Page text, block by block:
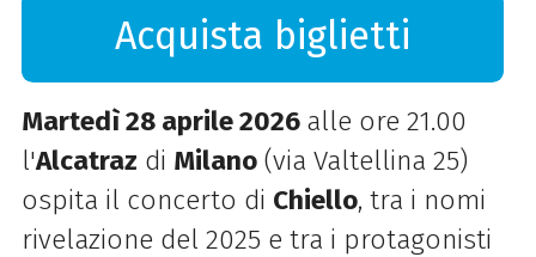
Acquista biglietti
Martedì 28 aprile 2026 alle ore 21.00
l'Alcatraz di Milano(via Valtellina 25)
ospita il concerto di Chiello, tra i nomi
rivelazione del 2025 e tra i protagonisti